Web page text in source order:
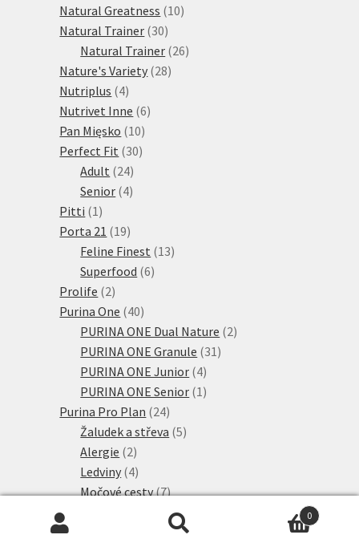
Natural Greatness 1010
Natural Trainer 3030
produktů
Natural Trainer 2626
Nature's Variety 2828
Nutriplus 44
produkty
Nutrivet Inne 66
Pan Mięsko 1010
produktů
Perfect Fit 3030
Adult 2424
produktů
Senior 44
Pitti 1 1
produkt
Porta 21 1919
produktů
Feline Finest 1313
Superfood 66
Prolife 22
produkty
Purina One 4040
produktů
PURINA ONE Dual Nature 22
PURINA ONE Granule 31 31
PURINA ONE Junior 44
produkty
PURINA ONE Senior 1 1
Purina Pro Plan 2424
produktů
Žaludek a střeva 55
Alergie 22
produkty
Ledviny 44
produkty
Močové cesty 77
produktů
Nadváha a diabetes
Purina Pro Plan
80
0